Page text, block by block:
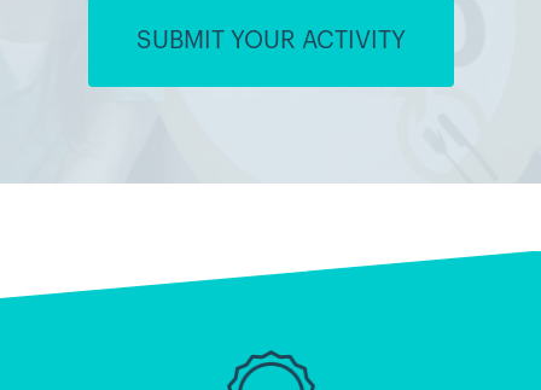
SUBMIT YOUR ACTIVITY